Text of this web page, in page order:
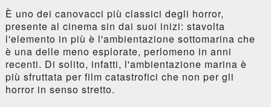
È uno dei canovacci più classici degli horror,
presente al cinema sin dai suoi inizi: stavolta
l'elemento in più è l'ambientazione sottomarina che
è una delle meno esplorate, perlomeno in anni
recenti. Di solito, infatti, l'ambientazione marina è
più sfruttata per film catastrofici che non per gli
horror in senso stretto.